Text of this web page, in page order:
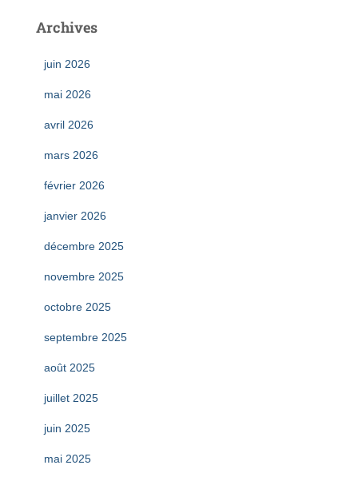
Archives
juin 2026
mai 2026
avril 2026
mars 2026
février 2026
janvier 2026
décembre 2025
novembre 2025
octobre 2025
septembre 2025
août 2025
juillet 2025
juin 2025
mai 2025